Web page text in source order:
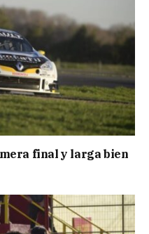
final y larga bien